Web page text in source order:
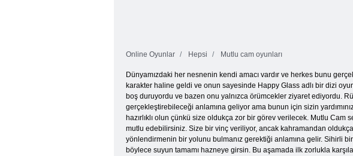
Online Oyunlar Hepsi Mutlu cam oyunları
Dünyamızdaki her nesnenin kendi amacı vardır ve herkes bunu
karakter haline geldi ve onun sayesinde Happy Glass adlı bir dizi
boş duruyordu ve bazen onu yalnızca örümcekler ziyaret ediyordu.
gerçekleştirebileceği anlamına geliyor ama bunun için sizin
hazırlıklı olun çünkü size oldukça zor bir görev verilecek. Mutlu
mutlu edebilirsiniz. Size bir vinç veriliyor, ancak kahramandan
yönlendirmenin bir yolunu bulmanız gerektiği anlamına gelir. Sihirli
böylece suyun tamamı hazneye girsin. Bu aşamada ilk zorlukla